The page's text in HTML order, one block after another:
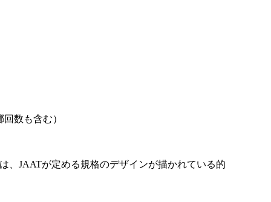
数も含む）
、JAATが定める規格のデザインが描かれている的